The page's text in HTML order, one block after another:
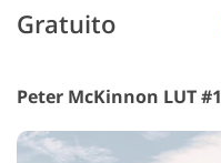
Gratuito
Peter McKinnon LUT